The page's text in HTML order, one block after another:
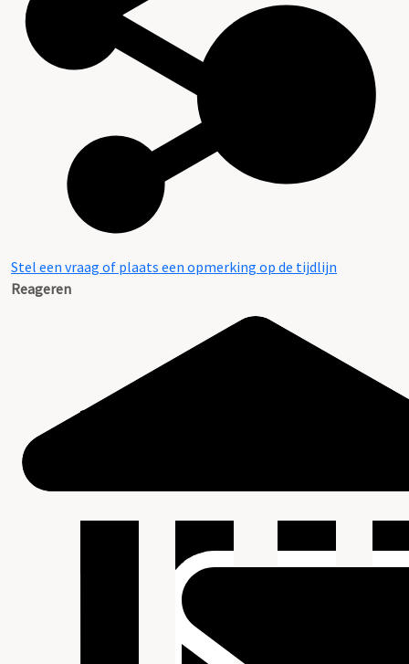
Stel een vraag of plaats een opmerking op de tijdlijn
Reageren